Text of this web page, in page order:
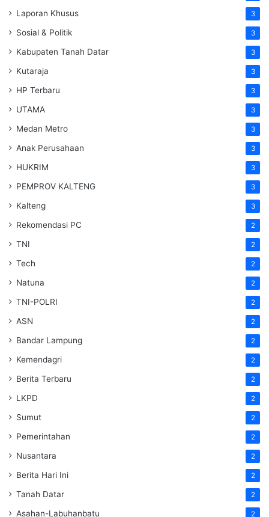
Laporan Khusus 3
Sosial & Politik 3
Kabupaten Tanah Datar 3
Kutaraja 3
HP Terbaru 3
UTAMA 3
Medan Metro 3
Anak Perusahaan 3
HUKRIM 3
PEMPROV KALTENG 3
Kalteng 3
Rekomendasi PC 2
TNI 2
Tech 2
Natuna 2
TNI-POLRI 2
ASN 2
Bandar Lampung 2
Kemendagri 2
Berita Terbaru 2
LKPD 2
Sumut 2
Pemerintahan 2
Nusantara 2
Berita Hari Ini 2
Tanah Datar 2
Asahan-Labuhanbatu 2